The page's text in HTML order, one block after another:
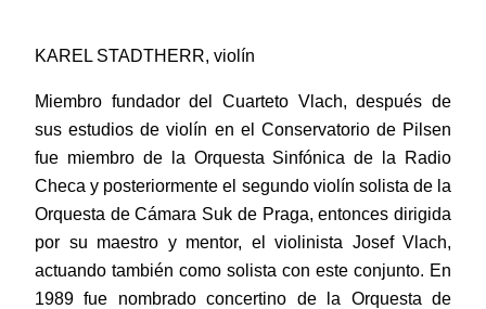
KAREL STADTHERR, violín
Miembro fundador del Cuarteto Vlach, después de
sus estudios de violín en el Conservatorio de Pilsen
fue miembro de la Orquesta Sinfónica de la Radio
Checa y posteriormente el segundo violín solista de la
Orquesta de Cámara Suk de Praga, entonces dirigida
por su maestro y mentor, el violinista Josef Vlach,
actuando también como solista con este conjunto. En
1989 fue nombrado concertino de la Orquesta de